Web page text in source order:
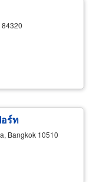
84320
ร์ท
Bangkok 10510